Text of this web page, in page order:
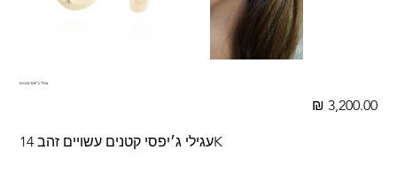
עגילי ג׳יפסי קטנים
מחיר ‏3,200.00 ‏₪
עגילי ג׳יפסי קטנים עשויים זהב 14K